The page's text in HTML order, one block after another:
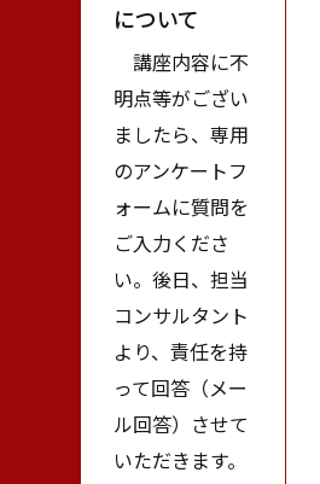
について
講座内容に不
明点等がござい
ましたら、専用
のアンケートフ
ォームに質問を
ご入力くださ
い。後日、担当
コンサルタント
より、責任を持
って回答（メー
ル回答）させて
いただきます。